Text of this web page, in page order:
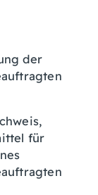
der
für